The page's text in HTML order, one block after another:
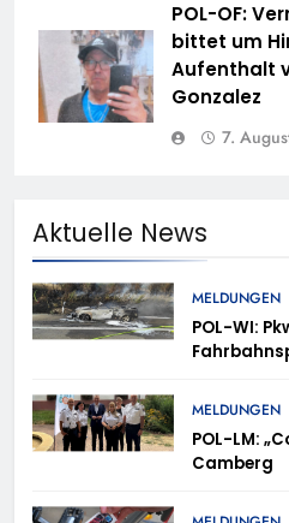
POL-OF:
bittet um
Aufenthalt
Gonzalez
7.
Aktuelle News
MELDUNGEN
POL-WI:
MELDUNGEN
POL-LM:
Camberg